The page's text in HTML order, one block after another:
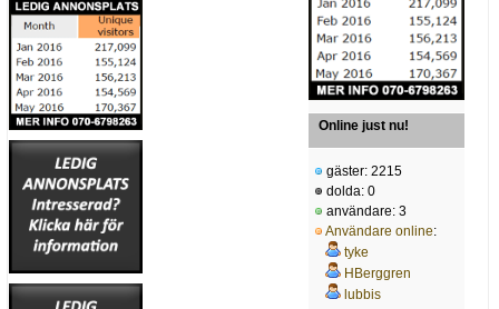
Online just nu!
gäster: 2215
dolda: 0
användare: 3
Användare online:
tyke
HBerggren
lubbis